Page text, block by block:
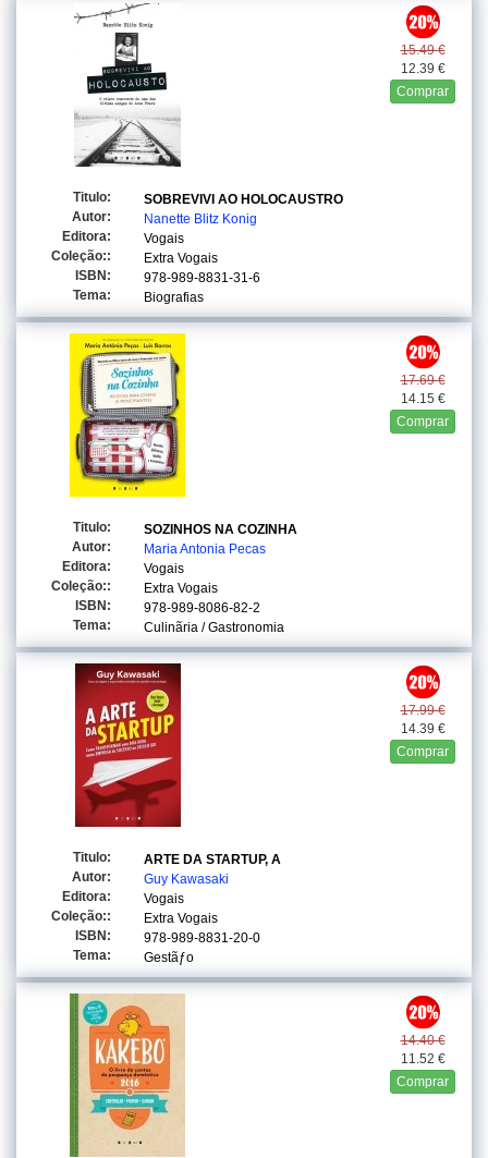
15.49 €
12.39 €
Comprar
Titulo:
SOBREVIVI AO HOLOCAUSTRO
Autor:
Nanette Blitz Konig
Editora:
Vogais
Coleção::
Extra Vogais
ISBN:
978-989-8831-31-6
Tema:
Biografias
17.69 €
14.15 €
Comprar
Titulo:
SOZINHOS NA COZINHA
Autor:
Maria Antonia Pecas
Editora:
Vogais
Coleção::
Extra Vogais
ISBN:
978-989-8086-82-2
Tema:
Culinãria / Gastronomia
17.99 €
14.39 €
Comprar
Titulo:
ARTE DA STARTUP, A
Autor:
Guy Kawasaki
Editora:
Vogais
Coleção::
Extra Vogais
ISBN:
978-989-8831-20-0
Tema:
Gestãƒo
14.40 €
11.52 €
Comprar